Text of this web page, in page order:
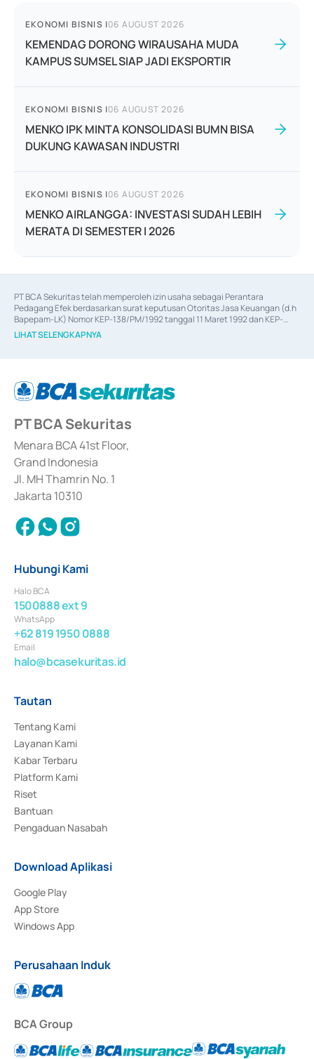
EKONOMI BISNIS |06 AUGUST 2026
KEMENDAG DORONG WIRAUSAHA MUDA
KAMPUS SUMSEL SIAP JADI EKSPORTIR
EKONOMI BISNIS |06 AUGUST 2026
MENKO IPK MINTA KONSOLIDASI BUMN BISA
DUKUNG KAWASAN INDUSTRI
EKONOMI BISNIS |06 AUGUST 2026
MENKO AIRLANGGA: INVESTASI SUDAH LEBIH
MERATA DI SEMESTER I 2026
PT BCA Sekuritas telah memperoleh izin usaha sebagai Perantara
Pedagang Efek berdasarkan surat keputusan Otoritas Jasa Keuangan (d.h
Bapepam-LK) Nomor KEP-138/PM/1992 tanggal 11 Maret 1992 dan KEP-
06/D.04/2014 tanggal 28 Februari 2014, izin usaha sebagai Penjamin Emisi
Efek berdasarkan surat keputusan Otoritas Jasa Keuangan Nomor KEP-
berdasarkan surat keputusan Otoritas Jasa Keuangan Nomor S-
67/PM.21/2017 tanggal 3 Februari 2017, dan beberapa izin usaha lainnya
Sertifikat Deposito di Pasar Uang yang izinnya diterbitkan pada tahun 2017
dan izin usaha lainnya dari Bank Indonesia sebagai Lembaga Pendukung
Penerbitan, Transaksi, serta Penatausahaan dan Penyelesaian Transaksi
Surat Berharga Komersial yang izinnya diterbitkan pada tahun 2018.
LIHAT SELENGKAPNYA
PT BCA Sekuritas
Menara BCA 41st Floor,
Grand Indonesia
Jl. MH Thamrin No. 1
Jakarta 10310
Hubungi Kami
Halo BCA
1500888 ext 9
WhatsApp
+62 819 1950 0888
Email
halo@bcasekuritas.id
Tautan
Tentang Kami
Layanan Kami
Kabar Terbaru
Platform Kami
Riset
Bantuan
Pengaduan Nasabah
Download Aplikasi
Google Play
App Store
Windows App
Perusahaan Induk
BCA Group